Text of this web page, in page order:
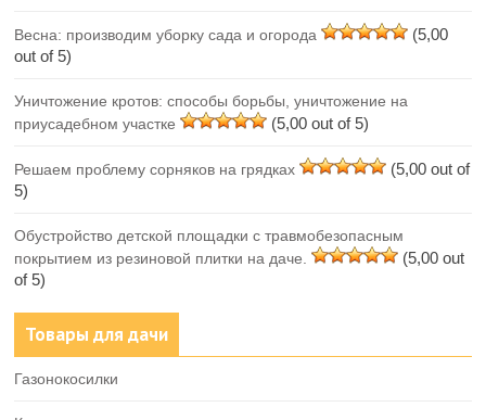
Весна: производим уборку сада и огорода
(5,00
out of 5)
Уничтожение кротов: способы борьбы, уничтожение на
приусадебном участке
(5,00 out of 5)
Решаем проблему сорняков на грядках
(5,00 out of
5)
Обустройство детской площадки с травмобезопасным
покрытием из резиновой плитки на даче.
(5,00 out
of 5)
Товары для дачи
Газонокосилки